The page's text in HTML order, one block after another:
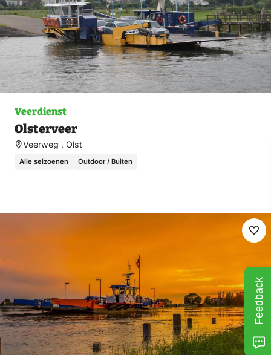
Veerdienst
Olsterveer
Veerweg , Olst
Alle seizoenen Outdoor / Buiten
Feedback